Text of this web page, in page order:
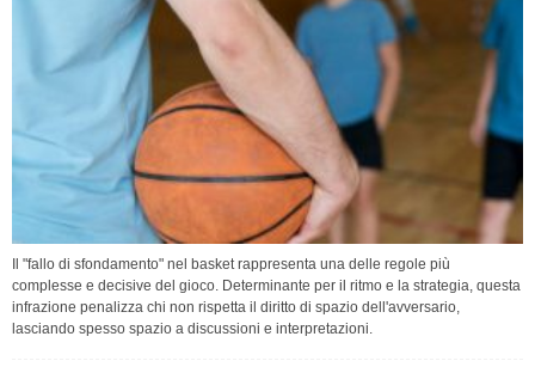
Il "fallo di sfondamento" nel basket rappresenta una delle regole più
complesse e decisive del gioco. Determinante per il ritmo e la strategia, questa
infrazione penalizza chi non rispetta il diritto di spazio dell'avversario,
lasciando spesso spazio a discussioni e interpretazioni.